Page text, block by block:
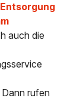
auch die
rufen